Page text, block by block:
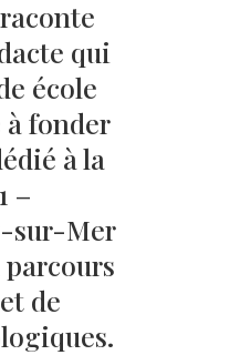
qui
école
fonder
à la
–
sur-Mer
de